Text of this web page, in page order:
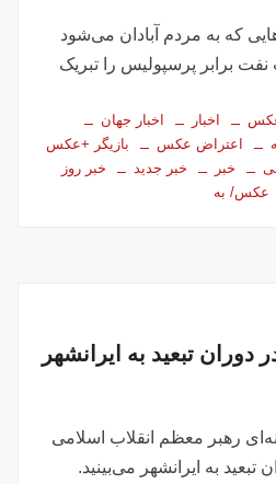
که به مردم آبادان می‌شود
نفت برابر پرسپولیس را تبریک
اخبار
اخبار جهان
اعتراض عکس
بازیگر +عکس
خبر خبر جدید
خبر روز
عکس/ به
تبعید به ایرانشهر
رهبر معظم انقلاب اسلامی